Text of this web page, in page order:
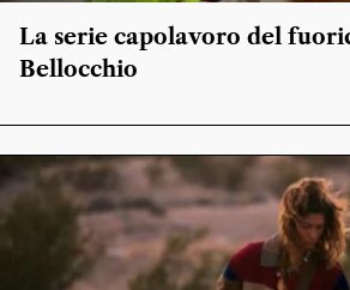
La serie capolavoro del
Bellocchio